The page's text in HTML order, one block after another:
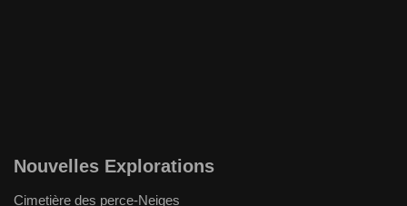
Nouvelles Explorations
Cimetière des perce-Neiges